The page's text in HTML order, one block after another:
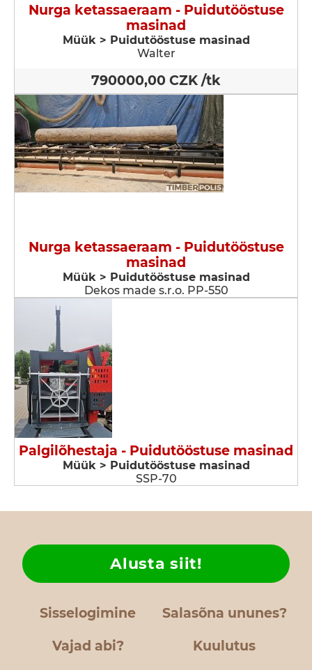
Nurga ketassaeraam - Puidutööstuse
masinad
Müük > Puidutööstuse masinad
Walter
790000,00 CZK /tk
Nurga ketassaeraam - Puidutööstuse
masinad
Müük > Puidutööstuse masinad
Dekos made s.r.o. PP-550
Palgilõhestaja - Puidutööstuse masinad
Müük > Puidutööstuse masinad
SSP-70
Sisselogimine Salasõna ununes?
Vajad abi?
Alusta siit!
Kuulutus